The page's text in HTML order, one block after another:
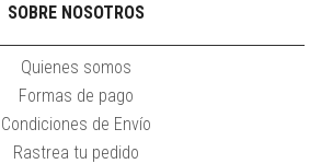
SOBRE NOSOTROS
Quienes somos
Formas de pago
Condiciones de Envío
Rastrea tu pedido